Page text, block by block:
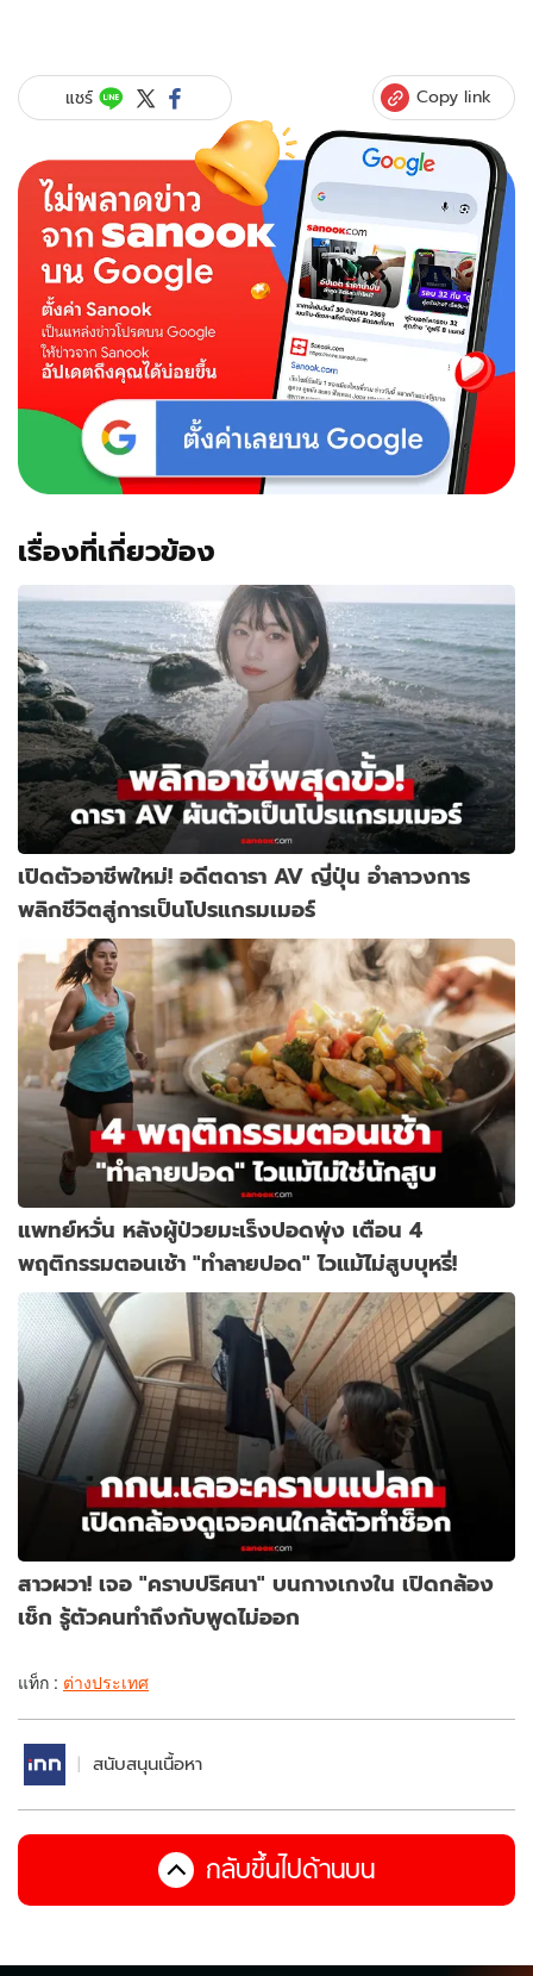
แชร์ Copy link
เรื่องที่เกี่ยวข้อง
เปิดตัวอาชีพใหม่! อดีตดารา AV ญี่ปุ่น อำลาวงการ
พลิกชีวิตสู่การเป็นโปรแกรมเมอร์
แพทย์หวั่น หลังผู้ป่วยมะเร็งปอดพุ่ง เตือน 4
พฤติกรรมตอนเช้า "ทำลายปอด" ไวแม้ไม่สูบบุหรี่!
สาวผวา! เจอ "คราบปริศนา" บนกางเกงใน เปิดกล้อง
เช็ก รู้ตัวคนทำถึงกับพูดไม่ออก
แท็ก : ต่างประเทศ
สนับสนุนเนื้อหา
กลับขึ้นไปด้านบน